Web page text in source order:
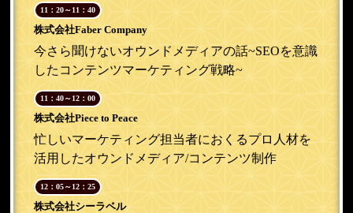
11：20～11：40
株式会社Faber Company
今さら聞けないオウンドメディアの話~SEOを意識
したコンテンツマーケティング戦略~
11：40～12：00
株式会社Piece to Peace
忙しいマーケティング担当者におくるプロ人材を
活用したオウンドメディア/コンテンツ制作
12：05～12：25
株式会社シーラベル